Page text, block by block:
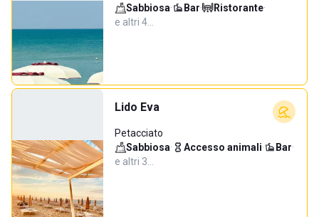
Sabbiosa· Bar· Ristorante·
e altri 4…
Lido Eva
Petacciato
Sabbiosa· Accesso animali· Bar·
e altri 3…